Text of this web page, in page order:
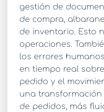
gestión de
de compra,
de inventario. Esto
operaciones.
los errores
en tiempo real
pedido y el
una transformación
de pedidos, más